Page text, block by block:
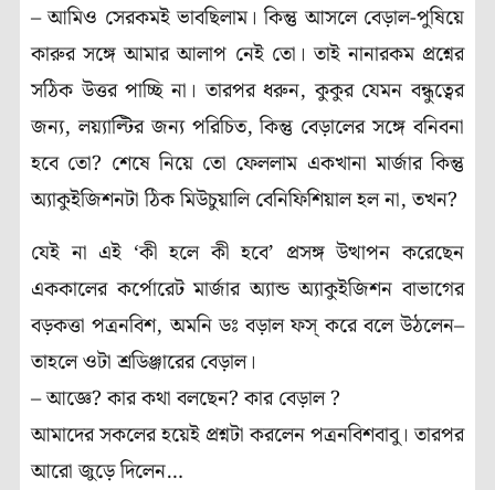
– আমিও সেরকমই ভাবছিলাম। কিন্তু আসলে বেড়াল-পুষিয়ে
কারুর সঙ্গে আমার আলাপ নেই তো। তাই নানারকম প্রশ্নের
সঠিক উত্তর পাচ্ছি না। তারপর ধরুন, কুকুর যেমন বন্ধুত্বের
জন্য, লয়্যাল্টির জন্য পরিচিত, কিন্তু বেড়ালের সঙ্গে বনিবনা
হবে তো? শেষে নিয়ে তো ফেললাম একখানা মার্জার কিন্তু
অ্যাকুইজিশনটা ঠিক মিউচুয়ালি বেনিফিশিয়াল হল না, তখন?
যেই না এই ‘কী হলে কী হবে’ প্রসঙ্গ উত্থাপন করেছেন
এককালের কর্পোরেট মার্জার অ্যান্ড অ্যাকুইজিশন বাভাগের
বড়কত্তা পত্রনবিশ, অমনি ডঃ বড়াল ফস্ করে বলে উঠলেন–
তাহলে ওটা শ্রডিঞ্জারের বেড়াল।
– আজ্ঞে? কার কথা বলছেন? কার বেড়াল ?
আমাদের সকলের হয়েই প্রশ্নটা করলেন পত্রনবিশবাবু। তারপর
আরো জুড়ে দিলেন…